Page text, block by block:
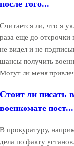
после того...
Считается ли, что я
раза еще до отсрочки
не видел и не
шансы получить
Могут ли меня
Стоит ли писать
военкомате пост...
В прокуратуру,
дела по факту